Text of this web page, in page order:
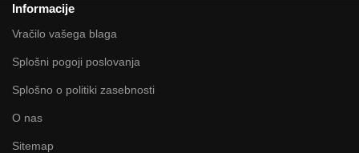
Informacije
Vračilo vašega blaga
Splošni pogoji poslovanja
Splošno o politiki zasebnosti
O nas
Sitemap